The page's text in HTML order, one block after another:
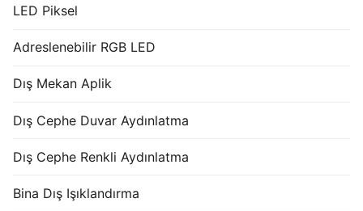
LED Piksel
Adreslenebilir RGB LED
Dış Mekan Aplik
Dış Cephe Duvar Aydınlatma
Dış Cephe Renkli Aydınlatma
Bina Dış Işıklandırma